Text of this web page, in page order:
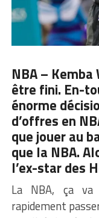
NBA – Kemba
être fini. En-
énorme
d’offres en
que jouer au
que la NBA.
l’ex-star des
La NBA, ça
rapidement